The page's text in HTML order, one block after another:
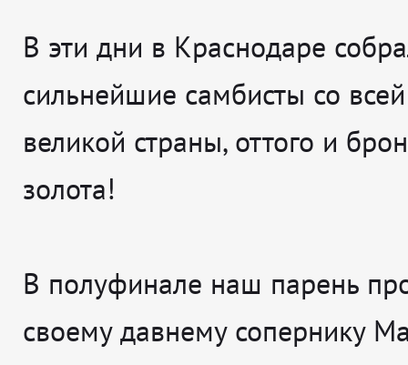
В эти дни в Краснодаре
сильнейшие самбисты со
великой страны, оттого и
золота!
В полуфинале наш парень
своему давнему сопернику